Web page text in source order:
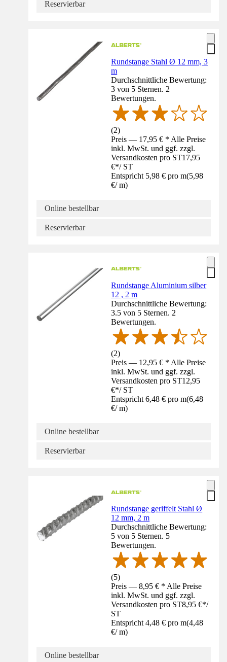
Reservierbar
Rundstange Stahl Ø 12 mm, 3
m
Durchschnittliche Bewertung:
3 von 5 Sternen. 2
Bewertungen.
(2)
Preis — 17,95 € * Alle Preise
inkl. MwSt. und ggf. zzgl.
Versandkosten pro ST17,95
€*/ ST
Entspricht 5,98 € pro m(5,98
€/ m)
Online bestellbar
Reservierbar
Rundstange Aluminium silber
12 , 2 m
Durchschnittliche Bewertung:
3.5 von 5 Sternen. 2
Bewertungen.
(2)
Preis — 12,95 € * Alle Preise
inkl. MwSt. und ggf. zzgl.
Versandkosten pro ST12,95
€*/ ST
Entspricht 6,48 € pro m(6,48
€/ m)
Online bestellbar
Reservierbar
Rundstange geriffelt Stahl Ø
12 mm, 2 m
Durchschnittliche Bewertung:
5 von 5 Sternen. 5
Bewertungen.
(5)
Preis — 8,95 € * Alle Preise
inkl. MwSt. und ggf. zzgl.
Versandkosten pro ST8,95 €*/
ST
Entspricht 4,48 € pro m(4,48
€/ m)
Online bestellbar